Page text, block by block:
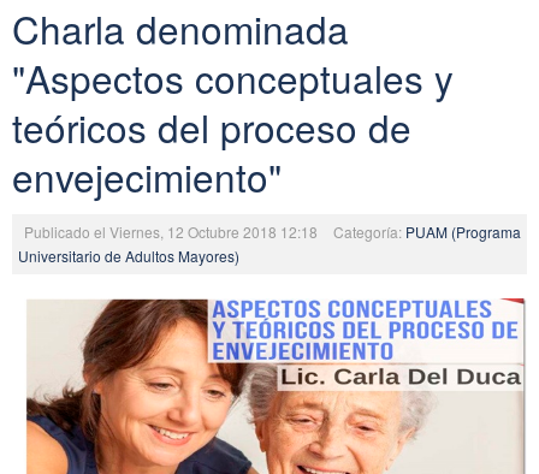
Charla denominada
"Aspectos conceptuales y
teóricos del proceso de
envejecimiento"
Publicado el Viernes, 12 Octubre 2018 12:18 Categoría: PUAM (Programa
Universitario de Adultos Mayores)